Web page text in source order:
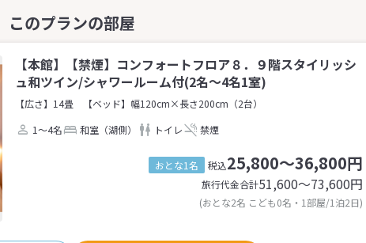
【本館】【禁煙】コンフォートフロア８．９階スタイリッシ
ュ和ツイン/シャワールーム付(2名～4名1室)
【広さ】14畳
【ベッド】幅120cm×長さ200cm（2台）
1～4名
和室（湖側） トイレ 禁煙
おとな1名 税込25,800～36,800円
旅行代金合計51,600〜73,600円
(おとな2名 こども0名・1部屋/1泊2日)